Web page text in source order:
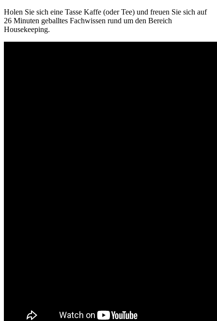
Holen Sie sich eine Tasse Kaffe (oder Tee) und freuen Sie sich auf
26 Minuten geballtes Fachwissen rund um den Bereich
Housekeeping.